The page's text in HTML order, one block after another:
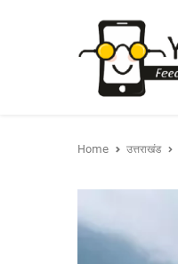
Home उत्तराखंड